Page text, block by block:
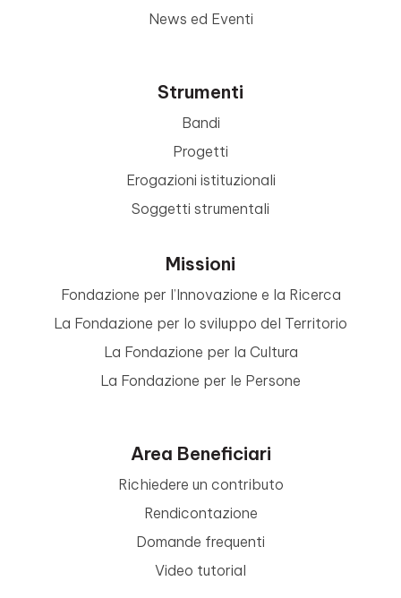
News ed Eventi
Strumenti
Bandi
Progetti
Erogazioni istituzionali
Soggetti strumentali
Missioni
Fondazione per l’Innovazione e la Ricerca
La Fondazione per lo sviluppo del Territorio
La Fondazione per la Cultura
La Fondazione per le Persone
Area Beneficiari
Richiedere un contributo
Rendicontazione
Domande frequenti
Video tutorial